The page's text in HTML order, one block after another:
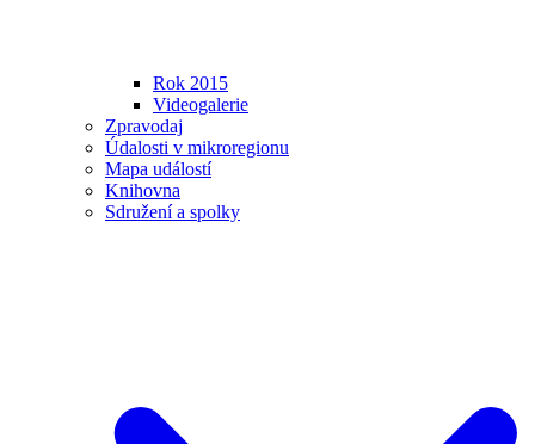
Rok 2015
Videogalerie
Zpravodaj
Údalosti v mikroregionu
Mapa událostí
Knihovna
Sdružení a spolky